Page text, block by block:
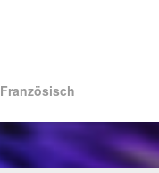
Französisch